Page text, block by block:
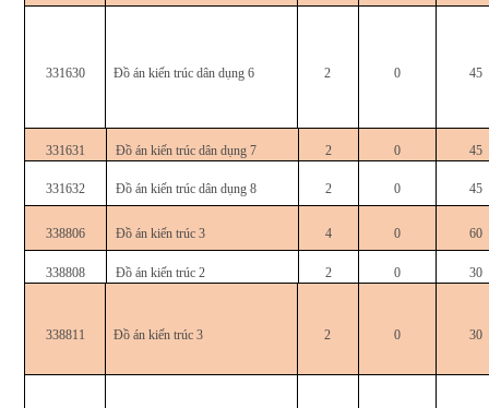
331630 Đồ án kiến trúc dân dụng 6 2 0 45
331631 Đồ án kiến trúc dân dụng 7 2 0 45
331632 Đồ án kiến trúc dân dụng 8 2 0 45
338806 Đồ án kiến trúc 3 4 0 60
338808 Đồ án kiến trúc 2 2 0 30
338811 Đồ án kiến trúc 3 2 0 30